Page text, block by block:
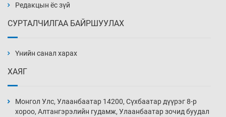
4 цаг 14 мин
4 цаг 44 мин
Редакцын ёс зүй
СУРТАЛЧИЛГАА БАЙРШУУЛАХ
Үнийн санал харах
ХАЯГ
Монгол Улс, Улаанбаатар 14200, Сүхбаатар дүүрэг 8-р
хороо, Алтангэрэлийн гудамж, Улаанбаатар зочид буудал